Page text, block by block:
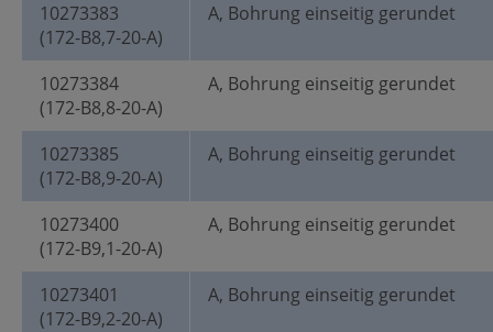
10273383
(172-B8,7-20-A)
A, Bohrung einseitig gerundet
10273384
(172-B8,8-20-A)
A, Bohrung einseitig gerundet
10273385
(172-B8,9-20-A)
A, Bohrung einseitig gerundet
10273400
(172-B9,1-20-A)
A, Bohrung einseitig gerundet
10273401
(172-B9,2-20-A)
A, Bohrung einseitig gerundet